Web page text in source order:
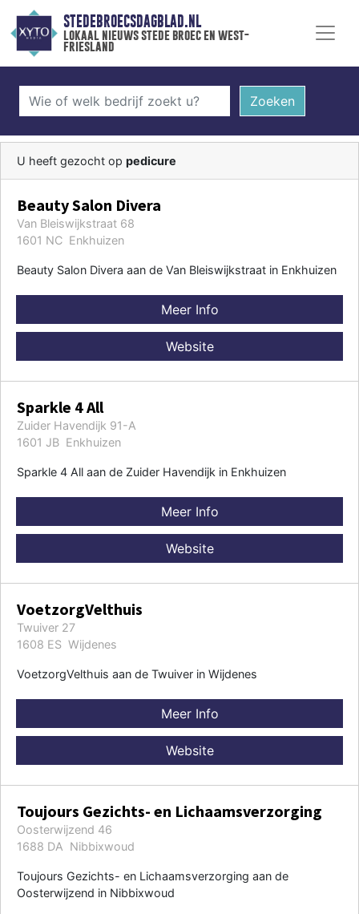
STEDEBROECSDAGBLAD.NL
lokaal nieuws stede broec en west-
friesland
Zoeken
U heeft gezocht op pedicure
Beauty Salon Divera
Van Bleiswijkstraat 68
1601 NC Enkhuizen
Beauty Salon Divera aan de Van Bleiswijkstraat in Enkhuizen
Meer Info
Website
Sparkle 4 All
Zuider Havendijk 91-A
1601 JB Enkhuizen
Sparkle 4 All aan de Zuider Havendijk in Enkhuizen
Meer Info
Website
VoetzorgVelthuis
Twuiver 27
1608 ES Wijdenes
VoetzorgVelthuis aan de Twuiver in Wijdenes
Meer Info
Website
Toujours Gezichts- en Lichaamsverzorging
Oosterwijzend 46
1688 DA Nibbixwoud
Toujours Gezichts- en Lichaamsverzorging aan de
Oosterwijzend in Nibbixwoud